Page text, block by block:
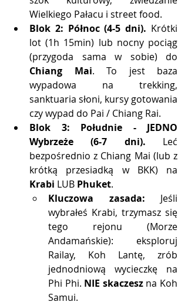
Wielkiego Pałacu i street food.
Blok 2: Północ (4-5 dni). Krótki
lot (1h 15min) lub nocny pociąg
Chiang Mai. To jest baza
wypadowa na trekking,
sanktuaria słoni, kursy gotowania
czy wypad do Pai / Chiang Rai.
Blok 3: Południe - JEDNO
Wybrzeże (6-7 dni). Leć
bezpośrednio z Chiang Mai (lub z
Krabi LUB Phuket.
Kluczowa zasada: Jeśli
wybrałeś Krabi, trzymasz się
tego rejonu (Morze
Andamańskie): eksploruj
Railay, Koh Lantę, zrób
jednodniową wycieczkę na
Phi Phi. NIE skaczesz na Koh
Samui.